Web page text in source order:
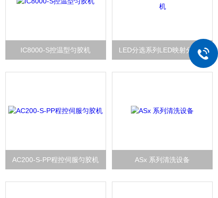
IC8000-S控温型匀胶机 LED分选系列LED映射分选机
AC200-S-PP程控伺服匀胶机 ASx 系列清洗设备